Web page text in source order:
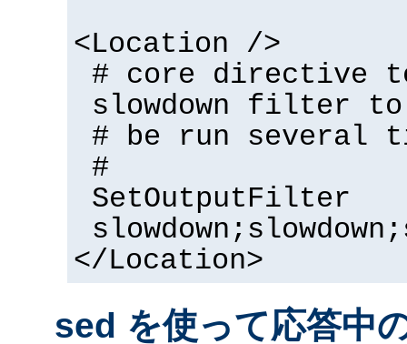
<Location />
# core directive
slowdown filter to
# be run several
#
SetOutputFilter
</Location>
sed を使って応答中